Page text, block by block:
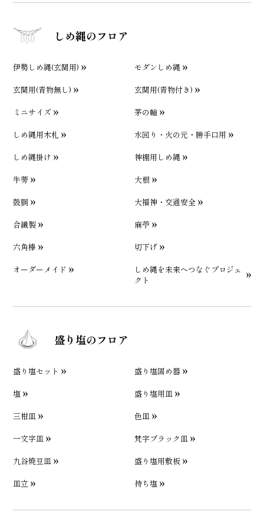
しめ縄のフロア
伊勢しめ縄(玄関用)
モダンしめ縄
玄関用(青物無し)
玄関用(青物付き)
ミニサイズ
茅の輪
しめ縄用木札
水回り・火の元・勝手口用
しめ縄掛け
神棚用しめ縄
牛蒡
大根
鼓胴
大福神・交通安全
合繊製
麻苧
六角棒
切下げ
オーダーメイド
しめ縄を未来へつなぐプロジェ
クト
盛り塩のフロア
盛り塩セット
盛り塩固め器
塩
盛り塩用皿
三柑皿
色皿
一文字皿
梵字ブラック皿
九谷焼豆皿
盛り塩用敷板
皿立
持ち塩